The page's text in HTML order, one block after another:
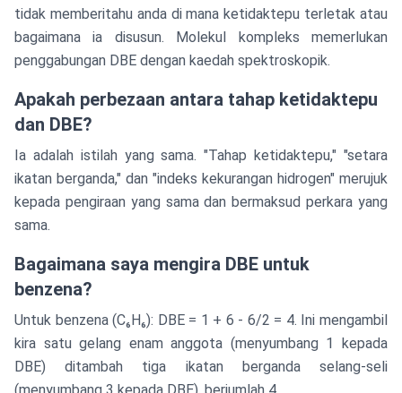
tidak memberitahu anda di mana ketidaktepu terletak atau
bagaimana ia disusun. Molekul kompleks memerlukan
penggabungan DBE dengan kaedah spektroskopik.
Apakah perbezaan antara tahap ketidaktepu
dan DBE?
Ia adalah istilah yang sama. "Tahap ketidaktepu," "setara
ikatan berganda," dan "indeks kekurangan hidrogen" merujuk
kepada pengiraan yang sama dan bermaksud perkara yang
sama.
Bagaimana saya mengira DBE untuk
benzena?
Untuk benzena (C₆H₆): DBE = 1 + 6 - 6/2 = 4. Ini mengambil
kira satu gelang enam anggota (menyumbang 1 kepada
DBE) ditambah tiga ikatan berganda selang-seli